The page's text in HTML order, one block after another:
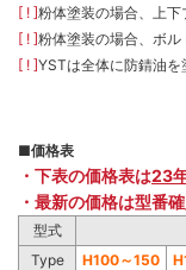
[ ! ]粉体塗装の場合、上
[ ! ]粉体塗装の場合、ボ
[ ! ]YSTは全体に防錆油
■価格表
・下表の価格表は23
・最新の価格は型番
型式
Type
H100～150